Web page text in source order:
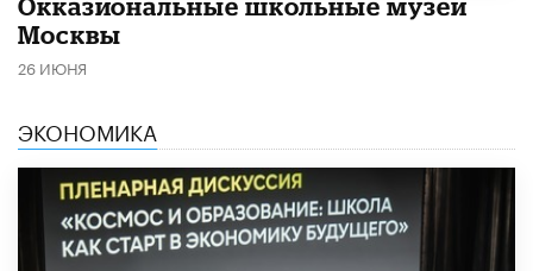
​Окказиональные школьные музеи
Москвы
26 ИЮНЯ
ЭКОНОМИКА